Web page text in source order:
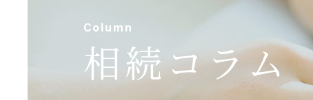
相続コラム
相続税
不動産
当社概要
Column
相続コラム